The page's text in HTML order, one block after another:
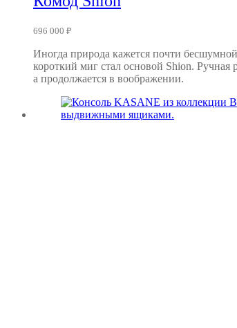
696 000 ₽
Иногда природа кажется почти
короткий миг стал основой Shion. Ручная
а продолжается в воображении.